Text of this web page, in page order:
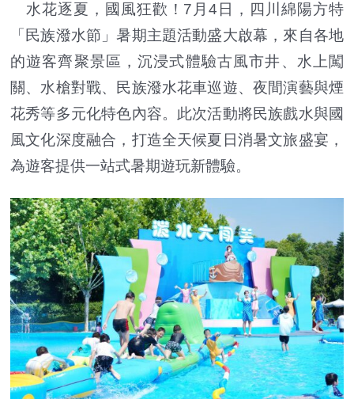
水花逐夏，國風狂歡！7月4日，四川綿陽方特
「民族潑水節」暑期主題活動盛大啟幕，來自各地
的遊客齊聚景區，沉浸式體驗古風市井、水上闖
關、水槍對戰、民族潑水花車巡遊、夜間演藝與煙
花秀等多元化特色內容。此次活動將民族戲水與國
風文化深度融合，打造全天候夏日消暑文旅盛宴，
為遊客提供一站式暑期遊玩新體驗。